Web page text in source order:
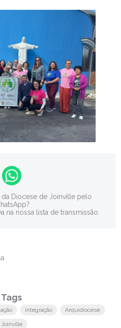
Diocese de Joinville pelo
na nossa lista de transmissão.
Tags
integração Arquidiocese
Joinville